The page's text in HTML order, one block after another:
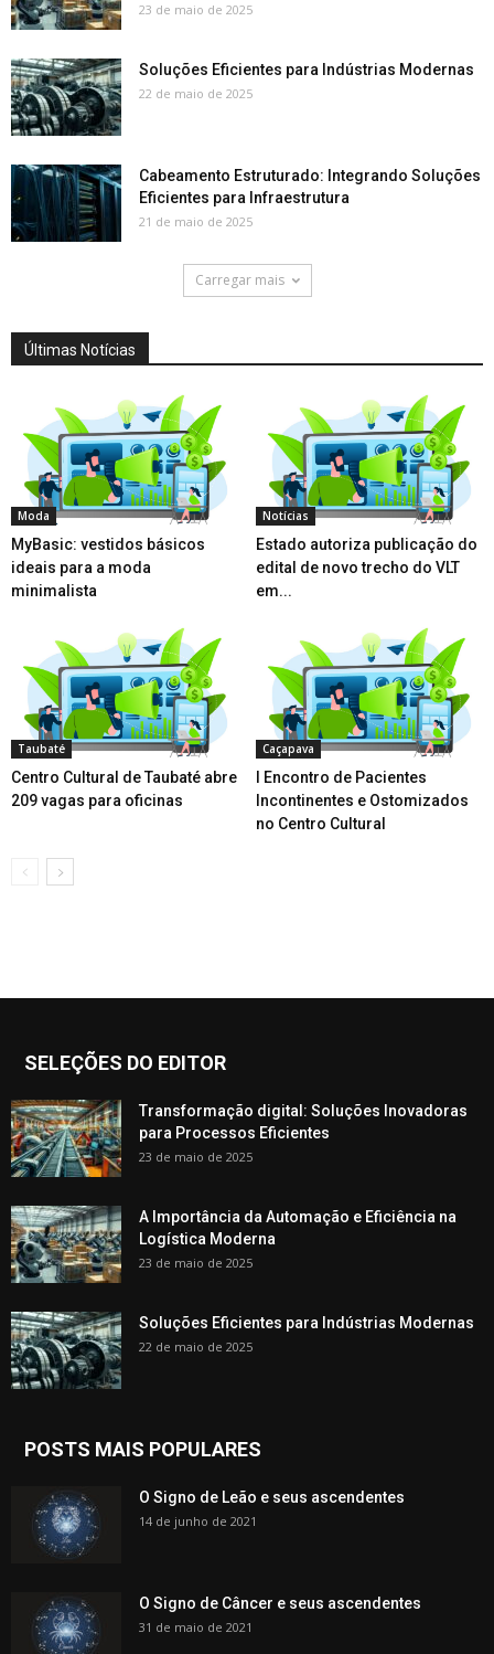
23 de maio de 2025
Soluções Eficientes para Indústrias Modernas
22 de maio de 2025
Cabeamento Estruturado: Integrando Soluções
Eficientes para Infraestrutura
21 de maio de 2025
Carregar mais
Últimas Notícias
Moda
MyBasic: vestidos básicos
ideais para a moda
minimalista
Notícias
Estado autoriza publicação do
edital de novo trecho do VLT
em...
Taubaté
Centro Cultural de Taubaté abre
209 vagas para oficinas
Caçapava
I Encontro de Pacientes
Incontinentes e Ostomizados
no Centro Cultural
SELEÇÕES DO EDITOR
Transformação digital: Soluções Inovadoras
para Processos Eficientes
23 de maio de 2025
A Importância da Automação e Eficiência na
Logística Moderna
23 de maio de 2025
Soluções Eficientes para Indústrias Modernas
22 de maio de 2025
POSTS MAIS POPULARES
O Signo de Leão e seus ascendentes
14 de junho de 2021
O Signo de Câncer e seus ascendentes
31 de maio de 2021